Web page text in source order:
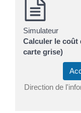
Simulateur
Calculer le
carte grise)
Direction de